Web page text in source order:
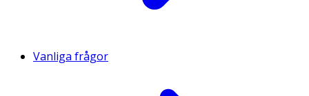
Vanliga frågor